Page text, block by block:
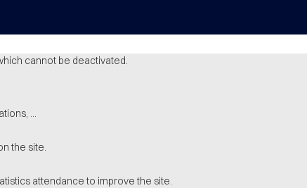
cannot be deactivated.
...
the site.
attendance to improve the site.